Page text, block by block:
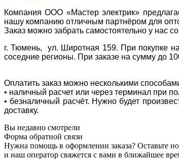
Компания ООО «Мастер электрик»
нашу компанию отличным партнёром для
Заказ можно забрать самостоятельно у нас
г. Тюмень, ул. Широтная 159. При покупке
соседние регионы. При заказе на сумму до
Оплатить заказ можно несколькими
• наличный расчет или через терминал при
• безналичный расчёт. Нужно будет
доставку.
Вы недавно смотрели
Форма обратной связи
Нужна помощь в оформлении заказа? Оставьте
и наш оператор свяжется с вами в ближайшее